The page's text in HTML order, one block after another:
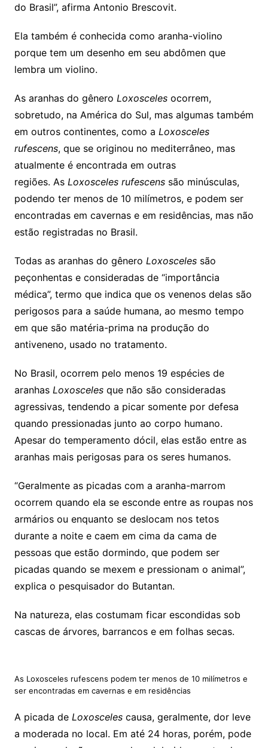
do Brasil”, afirma Antonio Brescovit.
Ela também é conhecida como aranha-violino
porque tem um desenho em seu abdômen que
lembra um violino.
As aranhas do gênero Loxoscelesocorrem,
sobretudo, na América do Sul, mas algumas também
em outros continentes, como a Loxosceles
rufescens, que se originou no mediterrâneo, mas
atualmente é encontrada em outras
regiões. As Loxosceles rufescenssão minúsculas,
podendo ter menos de 10 milímetros, e podem ser
encontradas em cavernas e em residências, mas não
estão registradas no Brasil.
Todas as aranhas do gênero Loxoscelessão
peçonhentas e consideradas de “importância
médica”, termo que indica que os venenos delas são
perigosos para a saúde humana, ao mesmo tempo
em que são matéria-prima na produção do
antiveneno, usado no tratamento.
No Brasil, ocorrem pelo menos 19 espécies de
aranhas Loxoscelesque não são consideradas
agressivas, tendendo a picar somente por defesa
quando pressionadas junto ao corpo humano.
Apesar do temperamento dócil, elas estão entre as
aranhas mais perigosas para os seres humanos.
“Geralmente as picadas com a aranha-marrom
ocorrem quando ela se esconde entre as roupas nos
armários ou enquanto se deslocam nos tetos
durante a noite e caem em cima da cama de
pessoas que estão dormindo, que podem ser
picadas quando se mexem e pressionam o animal”,
explica o pesquisador do Butantan.
Na natureza, elas costumam ficar escondidas sob
cascas de árvores, barrancos e em folhas secas.
As Loxosceles rufescens podem ter menos de 10 milímetros e
ser encontradas em cavernas e em residências
A picada de Loxoscelescausa, geralmente, dor leve
a moderada no local. Em até 24 horas, porém, pode